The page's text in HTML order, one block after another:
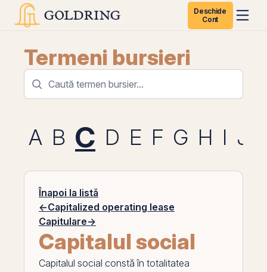
Deschide
Cont
Termeni bursieri
A B C D E F G H I J
Înapoi la listă
←Capitalized operating lease
Capitulare→
Capitalul social
Capitalul social constă în totalitatea